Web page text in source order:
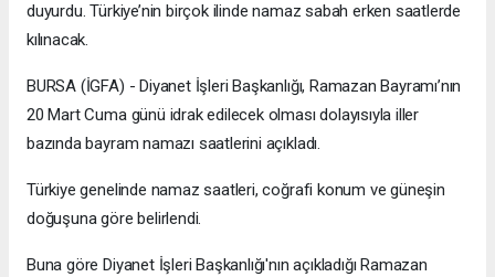
duyurdu. Türkiye’nin birçok ilinde namaz sabah erken saatlerde
kılınacak.
BURSA (İGFA) - Diyanet İşleri Başkanlığı, Ramazan Bayramı’nın
20 Mart Cuma günü idrak edilecek olması dolayısıyla iller
bazında bayram namazı saatlerini açıkladı.
Türkiye genelinde namaz saatleri, coğrafi konum ve güneşin
doğuşuna göre belirlendi.
Buna göre Diyanet İşleri Başkanlığı'nın açıkladığı Ramazan